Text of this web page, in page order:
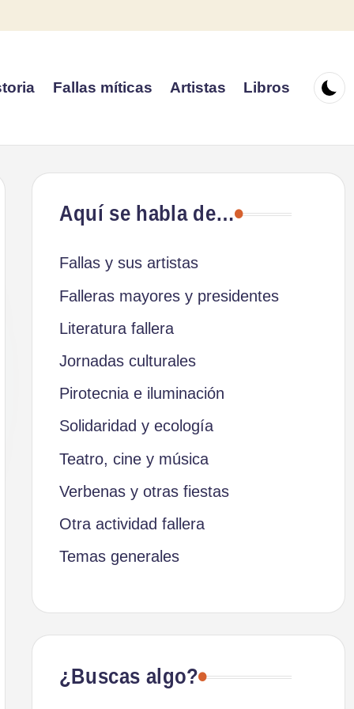
Fallas míticas Artistas Libros
Aquí se habla de…
Fallas y sus artistas
Falleras mayores y presidentes
Literatura fallera
Jornadas culturales
Pirotecnia e iluminación
Solidaridad y ecología
Teatro, cine y música
Verbenas y otras fiestas
Otra actividad fallera
Temas generales
¿Buscas algo?